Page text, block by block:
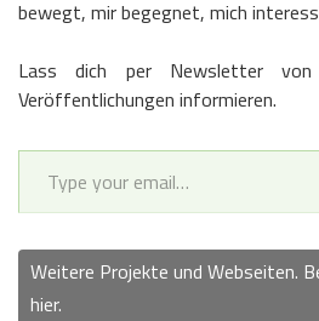
bewegt, mir begegnet, mich
Lass dich per Newsletter von
Veröffentlichungen informieren.
Type your email…
Weitere Projekte und Webseiten.
hier.